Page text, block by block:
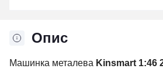
Опис
Машинка металева Kinsmart 1:46